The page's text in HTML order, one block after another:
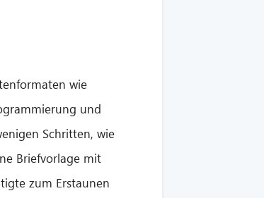
wie
und
Schritten, wie
Briefvorlage mit
zum Erstaunen